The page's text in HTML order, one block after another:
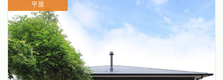
平屋